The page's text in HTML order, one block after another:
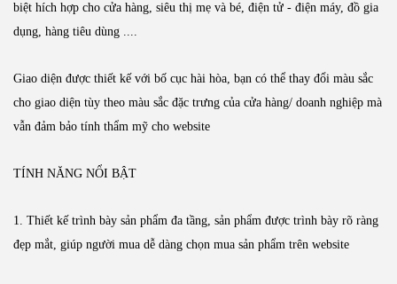
biệt hích hợp cho cửa hàng, siêu thị mẹ và bé, điện tử - điện máy, đồ gia
dụng, hàng tiêu dùng ....
Giao diện được thiết kế với bố cục hài hòa, bạn có thể thay đổi màu sắc
cho giao diện tùy theo màu sắc đặc trưng của cửa hàng/ doanh nghiệp mà
vẫn đảm bảo tính thẩm mỹ cho website
TÍNH NĂNG NỔI BẬT
1. Thiết kế trình bày sản phẩm đa tầng, sản phẩm được trình bày rõ ràng
đẹp mắt, giúp người mua dễ dàng chọn mua sản phẩm trên website